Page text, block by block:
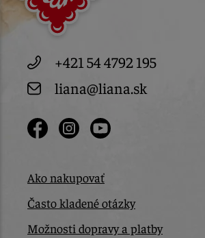
+421 54 4792 195
liana@liana.sk
Ako nakupovať
Často kladené otázky
Možnosti dopravy a platby